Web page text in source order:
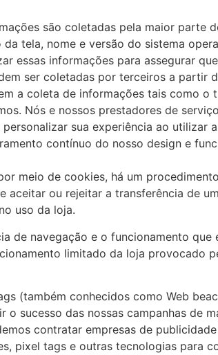
são coletadas pela maior parte
tela, nome e versão do sistema
essas informações para assegurar
ser coletadas por terceiros a partir
a coleta de informações tais como
Nós e nossos prestadores de
sua experiência ao utilizar
contínuo do nosso design e
meio de cookies, há um
aceitar ou rejeitar a transferência de
uso da loja.
de navegação e o funcionamento
limitado da loja
(também conhecidos como Web
o sucesso das nossas campanhas
contratar empresas de
pixel tags e outras tecnologias